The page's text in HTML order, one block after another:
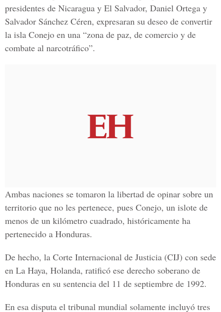
presidentes de Nicaragua y El Salvador, Daniel Ortega y
Salvador Sánchez Céren, expresaran su deseo de convertir
la isla Conejo en una “zona de paz, de comercio y de
combate al narcotráfico”.
Ambas naciones se tomaron la libertad de opinar sobre un
territorio que no les pertenece, pues Conejo, un islote de
menos de un kilómetro cuadrado, históricamente ha
pertenecido a Honduras.
De hecho, la Corte Internacional de Justicia (CIJ) con sede
en La Haya, Holanda, ratificó ese derecho soberano de
Honduras en su sentencia del 11 de septiembre de 1992.
En esa disputa el tribunal mundial solamente incluyó tres